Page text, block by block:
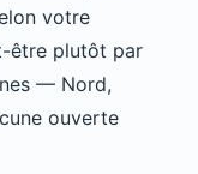
votre
être plutôt par
— Nord,
ouverte